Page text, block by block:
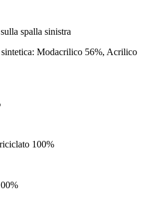
spalla sinistra
Modacrilico 56%, Acrilico
100%